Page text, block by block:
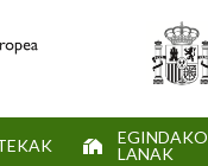
EGINDAKO
LANAK